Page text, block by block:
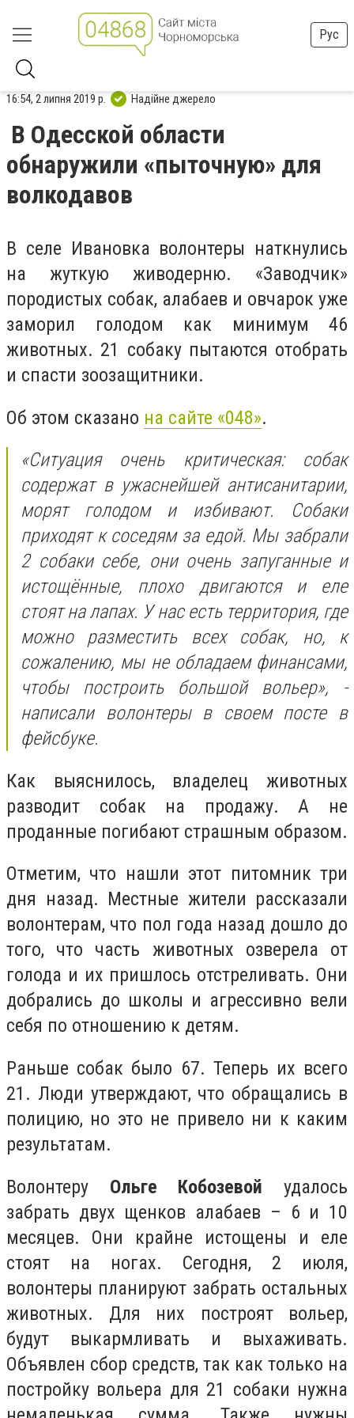
Рус
16:54, 2 липня 2019 р. Надійне джерело
В Одесской области
обнаружили «пыточную» для
волкодавов
В селе Ивановка волонтеры наткнулись
на жуткую живодерню. «Заводчик»
породистых собак, алабаев и овчарок уже
заморил голодом как минимум 46
животных. 21 собаку пытаются отобрать
и спасти зоозащитники.
Об этом сказано на сайте «048».
«Ситуация очень критическая: собак
содержат в ужаснейшей антисанитарии,
морят голодом и избивают. Собаки
приходят к соседям за едой. Мы забрали
2 собаки себе, они очень запуганные и
истощённые, плохо двигаются и еле
стоят на лапах. У нас есть территория, где
можно разместить всех собак, но, к
сожалению, мы не обладаем финансами,
чтобы построить большой вольер», -
написали волонтеры в своем посте в
фейсбуке.
Как выяснилось, владелец животных
разводит собак на продажу. А не
проданные погибают страшным образом.
Отметим, что нашли этот питомник три
дня назад. Местные жители рассказали
волонтерам, что пол года назад дошло до
того, что часть животных озверела от
голода и их пришлось отстреливать. Они
добрались до школы и агрессивно вели
себя по отношению к детям.
Раньше собак было 67. Теперь их всего
21. Люди утверждают, что обращались в
полицию, но это не привело ни к каким
результатам.
Волонтеру Ольге Кобозевой удалось
забрать двух щенков алабаев – 6 и 10
месяцев. Они крайне истощены и еле
стоят на ногах. Сегодня, 2 июля,
волонтеры планируют забрать остальных
животных. Для них построят вольер,
будут выкармливать и выхаживать.
Объявлен сбор средств, так как только на
постройку вольера для 21 собаки нужна